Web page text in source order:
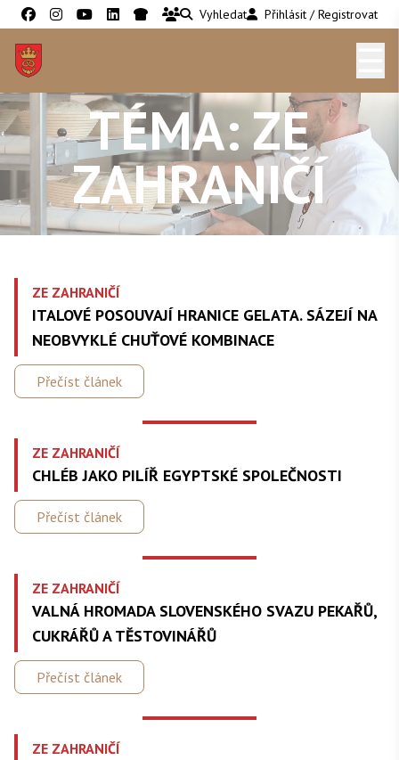
Vyhledat Přihlásit / Registrovat
TÉMA: ZE
ZAHRANIČÍ
ZE ZAHRANIČÍ
ITALOVÉ POSOUVAJÍ HRANICE GELATA. SÁZEJÍ NA
NEOBVYKLÉ CHUŤOVÉ KOMBINACE
Přečíst článek
ZE ZAHRANIČÍ
CHLÉB JAKO PILÍŘ EGYPTSKÉ SPOLEČNOSTI
Přečíst článek
ZE ZAHRANIČÍ
VALNÁ HROMADA SLOVENSKÉHO SVAZU PEKAŘŮ,
CUKRÁŘŮ A TĚSTOVINÁŘŮ
Přečíst článek
ZE ZAHRANIČÍ